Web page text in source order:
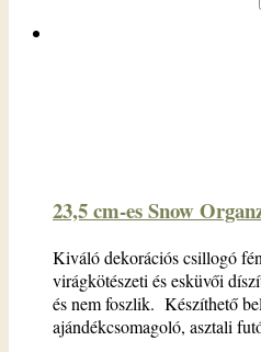
23,5 cm-es Snow
Kiváló dekorációs csillogó
virágkötészeti és esküvői
és nem foszlik. Készíthető
ajándékcsomagoló, asztali